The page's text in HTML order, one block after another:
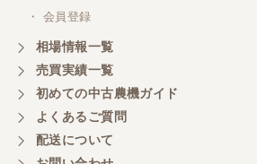
このたびは、ありがとうござい
山梨県／好ちゃん
大変いい商品で草刈り作業で活
・ 会員登録
相場情報一覧
売買実績一覧
初めての中古農機ガイド
よくあるご質問
配送について